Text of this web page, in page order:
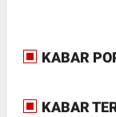
KABAR
KABAR